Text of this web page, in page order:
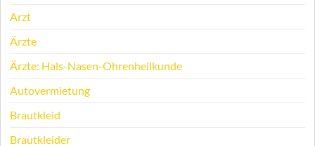
Arzt
Ärzte
Ärzte: Hals-Nasen-Ohrenheilkunde
Autovermietung
Brautkleid
Brautkleider